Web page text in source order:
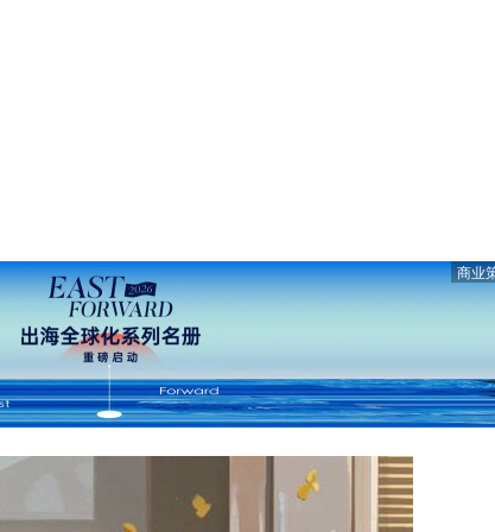
“扫一扫”，打开网页后点击屏幕右上角分享按钮
商业